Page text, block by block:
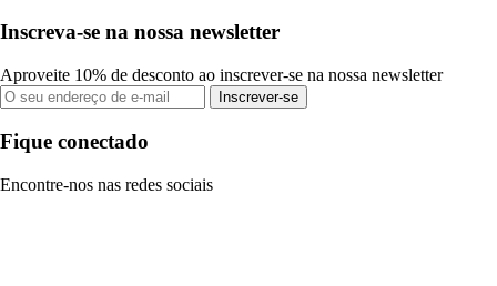
Inscreva-se na nossa newsletter
Aproveite 10% de desconto ao inscrever-se na nossa newsletter
Inscrever-se
Fique conectado
Encontre-nos nas redes sociais